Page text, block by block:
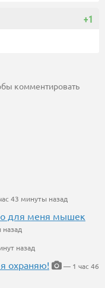
+1
комментировать
43 минуты назад
для меня мышек
назад
охраняю!
— 1 час 46